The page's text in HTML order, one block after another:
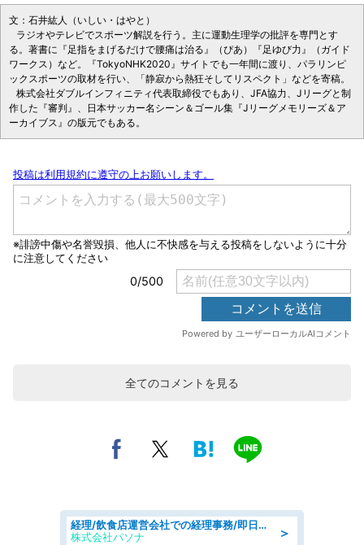
文：石井紘人（いしい・はやと）
ラジオやテレビでスポーツ解説を行う。主に運動生理学の批評を専門とす
る。著書に『足指をまげるだけで腰痛は治る』（ぴあ）『足ゆび力』（ガイド
ワークス）など。『TokyoNHK2020』サイトでも一年間に渡り、パラリンピ
ックスポーツの取材を行い、「静寂から熱狂そしてリスペクト」などを寄稿。
株式会社ダブルインフィニティ代表取締役でもあり、JFA協力、Jリーグと制
作した『審判』、日本サッカー名シーン＆ゴール集『Jリーグメモリーズ＆ア
ーカイブス』の版元でもある。
全てのコメントを見る
＞
経理/飲食店運営会社での経理事務/即日勤務可/車通勤可/経理/一般事務
株式会社パソナ